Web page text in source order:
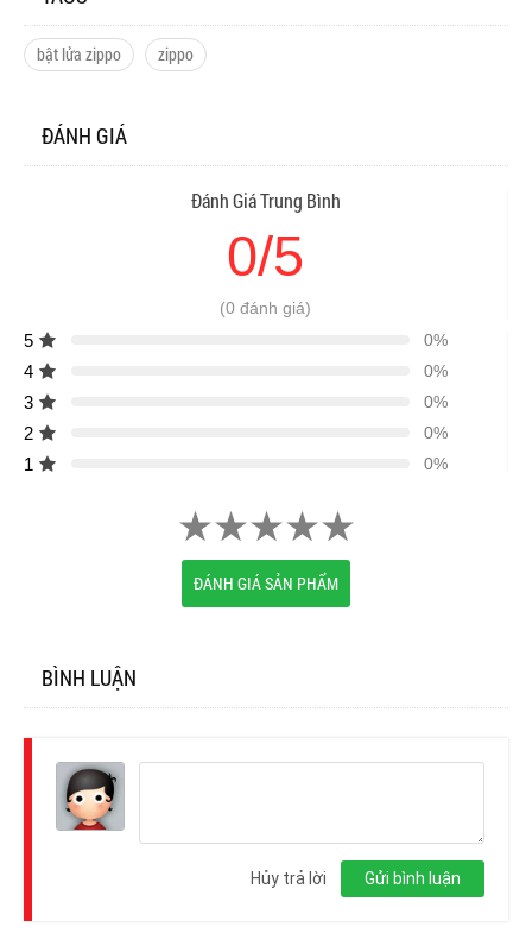
bật lửa zippo zippo
ĐÁNH GIÁ
Đánh Giá Trung Bình
0/5
(0 đánh giá)
5 0%
4 0%
3 0%
2 0%
1 0%
ĐÁNH GIÁ SẢN PHẨM
BÌNH LUẬN
Gửi bình luận
Hủy trả lời